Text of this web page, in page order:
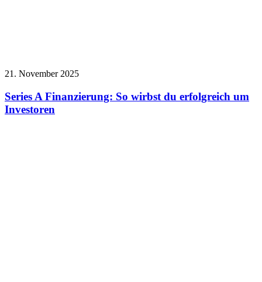
21. November 2025
Series A Finanzierung: So wirbst du erfolgreich um
Investoren